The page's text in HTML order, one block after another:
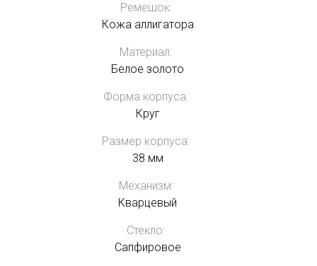
Ремешок:
Кожа аллигатора
Материал:
Белое золото
Форма корпуса:
Круг
Размер корпуса:
38 мм
Механизм:
Кварцевый
Стекло:
Сапфировое